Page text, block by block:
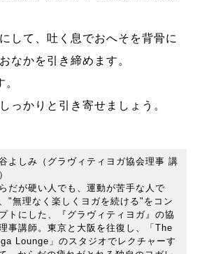
して、吐く息でおへそを背骨に
なかを引き締めます。
っかりと引き寄せましょう。
よしみ（グラヴィティヨガ協会理事 講
だが硬い人でも、運動が苦手な人で
"無理なく楽しくヨガを続ける"をコン
トにした、『グラヴィティヨガ』の協
事講師。東京と大阪を往復し、「The
Lounge」のスタジオでレクチャーす